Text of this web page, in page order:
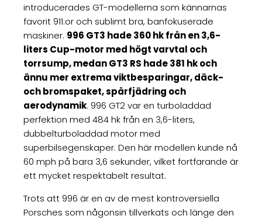
introducerades GT-modellerna som kännarnas
favorit 911:or och sublimt bra, banfokuserade
maskiner. 996 GT3 hade 360 hk från en 3,6-
liters Cup-motor med högt varvtal och
torrsump, medan GT3 RS hade 381 hk och
ännu mer extrema viktbesparingar, däck-
och bromspaket, spårfjädring och
aerodynamik. 996 GT2 var en turboladdad
perfektion med 484 hk från en 3,6-liters,
dubbelturboladdad motor med
superbilsegenskaper. Den här modellen kunde nå
60 mph på bara 3,6 sekunder, vilket fortfarande är
ett mycket respektabelt resultat.
Trots att 996 är en av de mest kontroversiella
Porsches som någonsin tillverkats och länge den